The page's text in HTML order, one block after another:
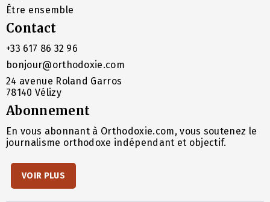
Être ensemble
Contact
+33 617 86 32 96
bonjour@orthodoxie.com
24 avenue Roland Garros
78140 Vélizy
Abonnement
En vous abonnant à Orthodoxie.com, vous soutenez le
journalisme orthodoxe indépendant et objectif.
VOIR PLUS